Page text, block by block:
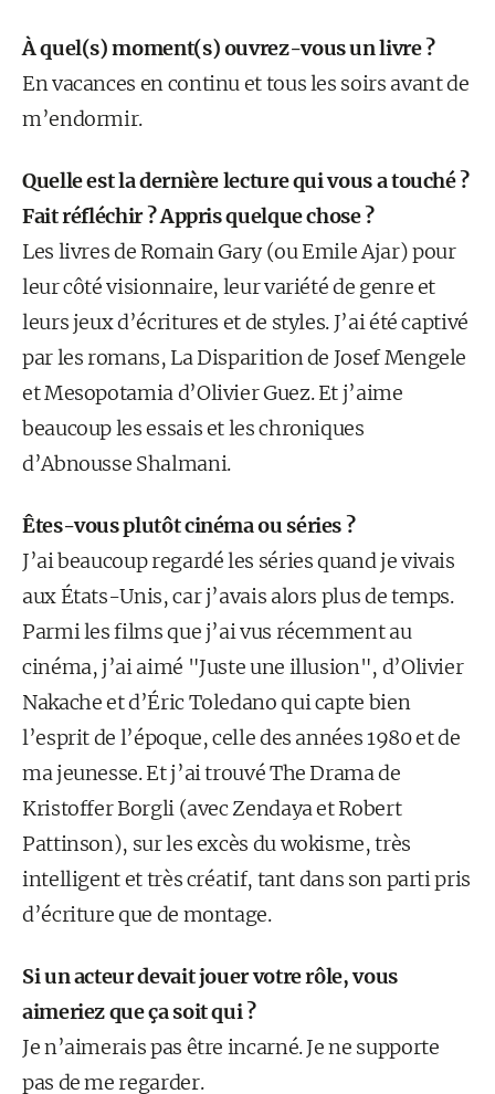
À quel(s) moment(s) ouvrez-vous un livre ?
En vacances en continu et tous les soirs avant de
m’endormir.
Quelle est la dernière lecture qui vous a touché ?
Fait réfléchir ? Appris quelque chose ?
Les livres de Romain Gary (ou Emile Ajar) pour
leur côté visionnaire, leur variété de genre et
leurs jeux d’écritures et de styles. J’ai été captivé
par les romans, La Disparition de Josef Mengele
et Mesopotamia d’Olivier Guez. Et j’aime
beaucoup les essais et les chroniques
d’Abnousse Shalmani.
Êtes-vous plutôt cinéma ou séries ?
J’ai beaucoup regardé les séries quand je vivais
aux États-Unis, car j’avais alors plus de temps.
Parmi les films que j’ai vus récemment au
cinéma, j’ai aimé "Juste une illusion", d’Olivier
Nakache et d’Éric Toledano qui capte bien
l’esprit de l’époque, celle des années 1980 et de
ma jeunesse. Et j’ai trouvé The Drama de
Kristoffer Borgli (avec Zendaya et Robert
Pattinson), sur les excès du wokisme, très
intelligent et très créatif, tant dans son parti pris
d’écriture que de montage.
Si un acteur devait jouer votre rôle, vous
aimeriez que ça soit qui ?
Je n’aimerais pas être incarné. Je ne supporte
pas de me regarder.